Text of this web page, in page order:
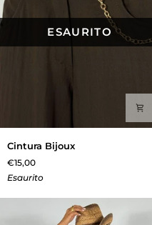
ESAURITO
Bijoux
Cintura Bijoux
€15,00
Esaurito